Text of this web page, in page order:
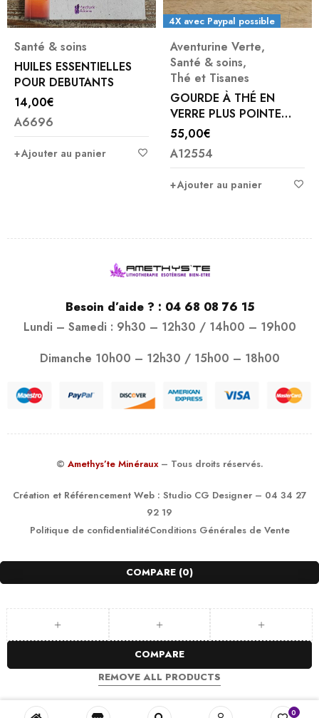
Santé & soins
HUILES ESSENTIELLES
POUR DEBUTANTS
14,00€
A6696
Ajouter au panier
4X avec Paypal possible
Aventurine Verte,
Santé & soins,
Thé et Tisanes
GOURDE À THÉ EN
VERRE PLUS POINTE
D'AVENTURINE VERTE
55,00€
A12554
Ajouter au panier
Besoin d’aide ? : 04 68 08 76 15
Lundi – Samedi : 9h30 – 12h30 / 14h00 – 19h00
Dimanche 10h00 – 12h30 / 15h00 – 18h00
© Amethys’te Minéraux – Tous droits réservés.
Création et Référencement Web : Studio CG Designer– 04 34 27
92 19
Politique de confidentialitéConditions Générales de Vente
0
COMPARE (0)
COMPARE
REMOVE ALL PRODUCTS